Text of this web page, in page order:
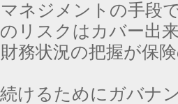
ネジメントの手段
リスクはカバー出
務状況の把握が保
けるためにガバナ